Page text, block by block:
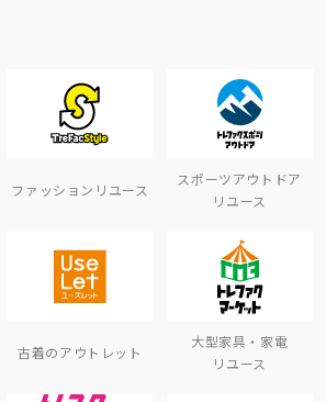
ファッションリユース
スポーツアウトドア
リユース
古着のアウトレット
大型家具・家電
リユース